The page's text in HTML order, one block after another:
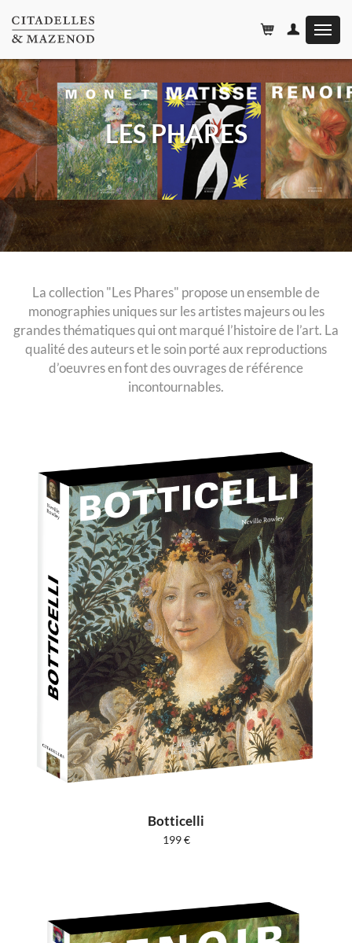
le
menu
LES PHARES
La collection "Les Phares" propose un ensemble de
monographies uniques sur les artistes majeurs ou les
grandes thématiques qui ont marqué l’histoire de l’art. La
qualité des auteurs et le soin porté aux reproductions
d’oeuvres en font des ouvrages de référence
incontournables.
Botticelli
199€